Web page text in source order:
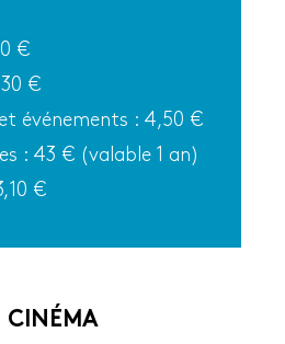
€
€
événements : 4,50 €
: 43 € (valable 1 an)
€
CINÉMA